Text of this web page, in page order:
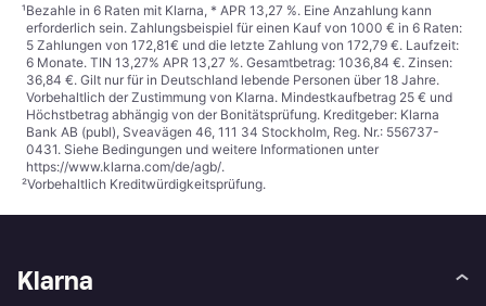
¹Bezahle in 6 Raten mit Klarna, * APR 13,27 %. Eine Anzahlung kann
erforderlich sein. Zahlungsbeispiel für einen Kauf von 1000 € in 6 Raten:
5 Zahlungen von 172,81€ und die letzte Zahlung von 172,79 €. Laufzeit:
6 Monate. TIN 13,27% APR 13,27 %. Gesamtbetrag: 1036,84 €. Zinsen:
36,84 €. Gilt nur für in Deutschland lebende Personen über 18 Jahre.
Vorbehaltlich der Zustimmung von Klarna. Mindestkaufbetrag 25 € und
Höchstbetrag abhängig von der Bonitätsprüfung. Kreditgeber: Klarna
Bank AB (publ), Sveavägen 46, 111 34 Stockholm, Reg. Nr.: 556737-
0431. Siehe Bedingungen und weitere Informationen unter
https://www.klarna.com/de/agb/.
²Vorbehaltlich Kreditwürdigkeitsprüfung.
Klarna